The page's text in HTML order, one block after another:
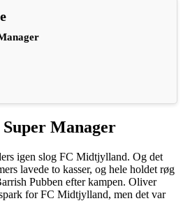
Manager
igen slog FC Midtjylland. Og det
lavede to kasser, og hele holdet røg
Pubben efter kampen. Oliver
for FC Midtjylland, men det var